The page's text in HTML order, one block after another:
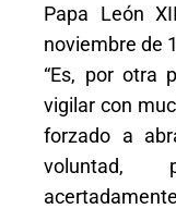
Papa León
noviembre de
“Es, por otra
vigilar con
forzado a
voluntad,